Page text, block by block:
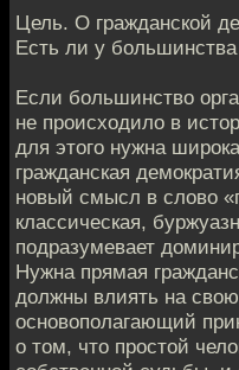
Цель. О гражданской
Есть ли у
Если большинство
не происходило в
для этого нужна
гражданская
новый смысл в слово
классическая,
подразумевает
Нужна прямая
должны влиять на
основополагающий
о том, что простой